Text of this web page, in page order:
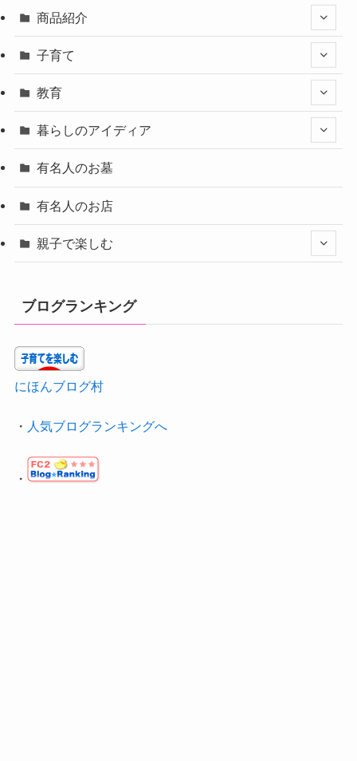
商品紹介
子育て
教育
暮らしのアイディア
有名人のお墓
有名人のお店
親子で楽しむ
ブログランキング
にほんブログ村
・ 人気ブログランキングへ
・